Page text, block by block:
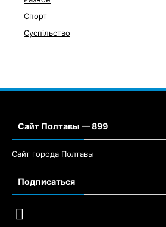
Спорт
Суспільство
Сайт Полтавы — 899
Сайт города Полтавы
Подписаться